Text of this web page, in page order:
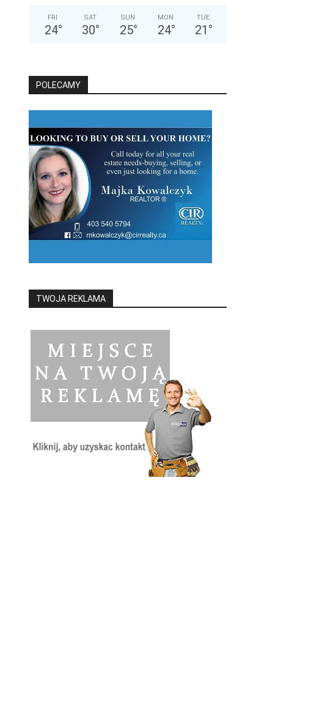
FRI
24°
SAT
30°
SUN
25°
MON
24°
TUE
21 °
POLECAMY
TWOJA REKLAMA